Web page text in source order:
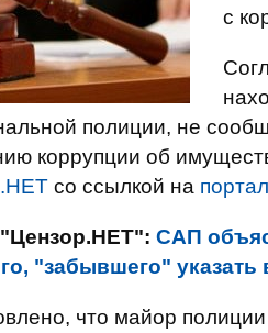
с
полиции, не
коррупции об
со ссылкой на портал
"Цензор.НЕТ": САП
"забывшего"
что майор